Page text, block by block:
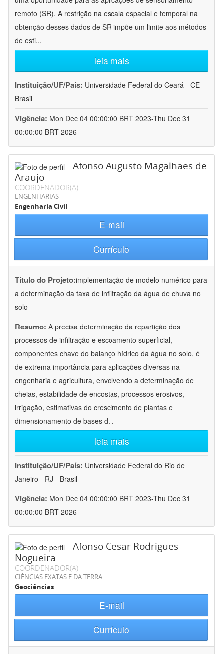
remoto (SR). A restrição na escala espacial e temporal na
obtenção desses dados de SR impõe um limite aos métodos
de esti...
leia mais
Instituição/UF/País: Universidade Federal do Ceará - CE -
Brasil
Vigência: Mon Dec 04 00:00:00 BRT 2023-Thu Dec 31
00:00:00 BRT 2026
Afonso Augusto Magalhães de
Araujo
COORDENADOR(A)
ENGENHARIAS
Engenharia Civil
E-mail
Currículo
Título do Projeto:implementação de modelo numérico para
a determinação da taxa de infiltração da água de chuva no
solo
Resumo: A precisa determinação da repartição dos
processos de infiltração e escoamento superficial,
componentes chave do balanço hídrico da água no solo, é
de extrema importância para aplicações diversas na
engenharia e agricultura, envolvendo a determinação de
cheias, estabilidade de encostas, processos erosivos,
irrigação, estimativas do crescimento de plantas e
dimensionamento de bases d...
leia mais
Instituição/UF/País: Universidade Federal do Rio de
Janeiro - RJ - Brasil
Vigência: Mon Dec 04 00:00:00 BRT 2023-Thu Dec 31
00:00:00 BRT 2026
Afonso Cesar Rodrigues
Nogueira
COORDENADOR(A)
CIÊNCIAS EXATAS E DA TERRA
Geociências
E-mail
Currículo